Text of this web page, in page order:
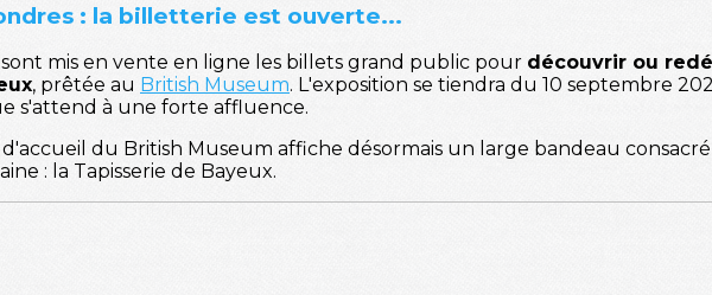
: la billetterie est ouverte...
mis en vente en ligne les billets grand public pour découvrir ou
, prêtée au British Museum. L'exposition se tiendra du 10 septembre
s'attend à une forte affluence.
d'accueil du British Museum affiche désormais un large bandeau
: la Tapisserie de Bayeux.